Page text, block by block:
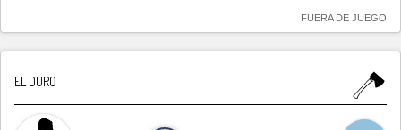
FUERA DE JUEGO
EL DURO